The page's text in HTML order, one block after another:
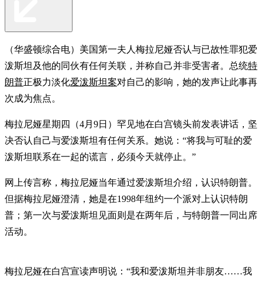
（华盛顿综合电）美国第一夫人梅拉尼娅否认与已故性罪犯爱
泼斯坦及他的同伙有任何关联，并称自己并非受害者。总统特
朗普正极力淡化爱泼斯坦案对自己的影响，她的发声让此事再
次成为焦点。
梅拉尼娅星期四（4月9日）罕见地在白宫镜头前发表讲话，坚
决否认自己与爱泼斯坦有任何关系。她说：“将我与可耻的爱
泼斯坦联系在一起的谎言，必须今天就停止。”
网上传言称，梅拉尼娅当年通过爱泼斯坦介绍，认识特朗普。
但据梅拉尼娅澄清，她是在1998年纽约一个派对上认识特朗
普；第一次与爱泼斯坦见面则是在两年后，与特朗普一同出席
活动。
梅拉尼娅在白宫宣读声明说：“我和爱泼斯坦并非朋友……我